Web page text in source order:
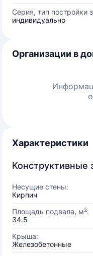
Серия, тип постройки
индивидуально
Организации в
Характеристики
Конструктивные
Несущие стены:
Кирпич
Площадь подвала, м²:
34.5
Крыша:
Железобетонные